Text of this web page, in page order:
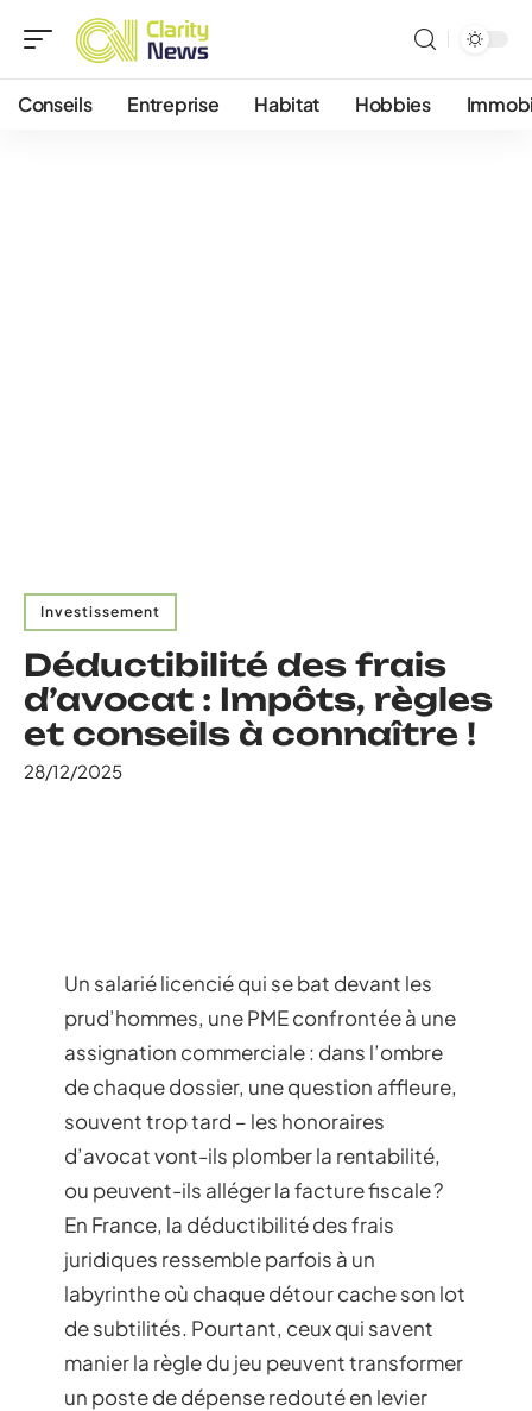
Conseils Entreprise Habitat Hobbies
Investissement
Déductibilité des frais
d’avocat : Impôts, règles
et conseils à connaître !
28/12/2025
Un salarié licencié qui se bat devant les
prud’hommes, une PME confrontée à une
assignation commerciale : dans l’ombre
de chaque dossier, une question affleure,
souvent trop tard – les honoraires
d’avocat vont-ils plomber la rentabilité,
ou peuvent-ils alléger la facture fiscale ?
En France, la déductibilité des frais
juridiques ressemble parfois à un
labyrinthe où chaque détour cache son lot
de subtilités. Pourtant, ceux qui savent
manier la règle du jeu peuvent transformer
un poste de dépense redouté en levier